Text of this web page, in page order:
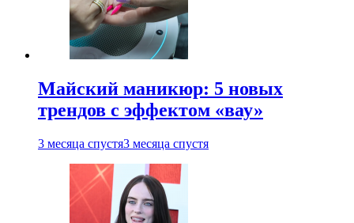
Майский маникюр: 5 новых
трендов с эффектом «вау»
3 месяца спустя3 месяца спустя